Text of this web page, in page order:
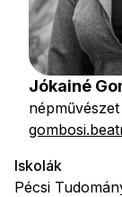
Jókainé
népművészet
Iskolák
Pécsi